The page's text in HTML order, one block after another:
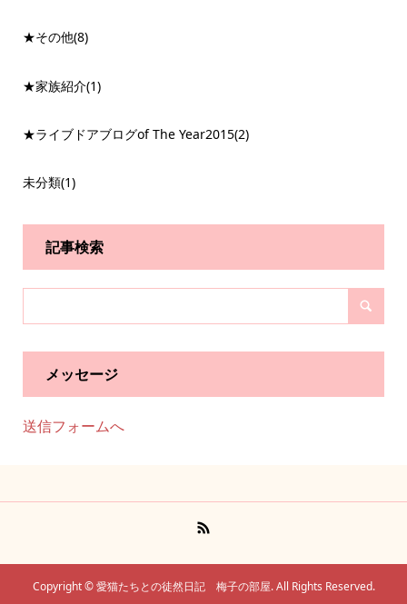
★その他(8)
★家族紹介(1)
★ライブドアブログof The Year2015(2)
未分類(1)
記事検索
メッセージ
送信フォームへ
Copyright ©愛猫たちとの徒然日記 梅子の部屋. All Rights Reserved.